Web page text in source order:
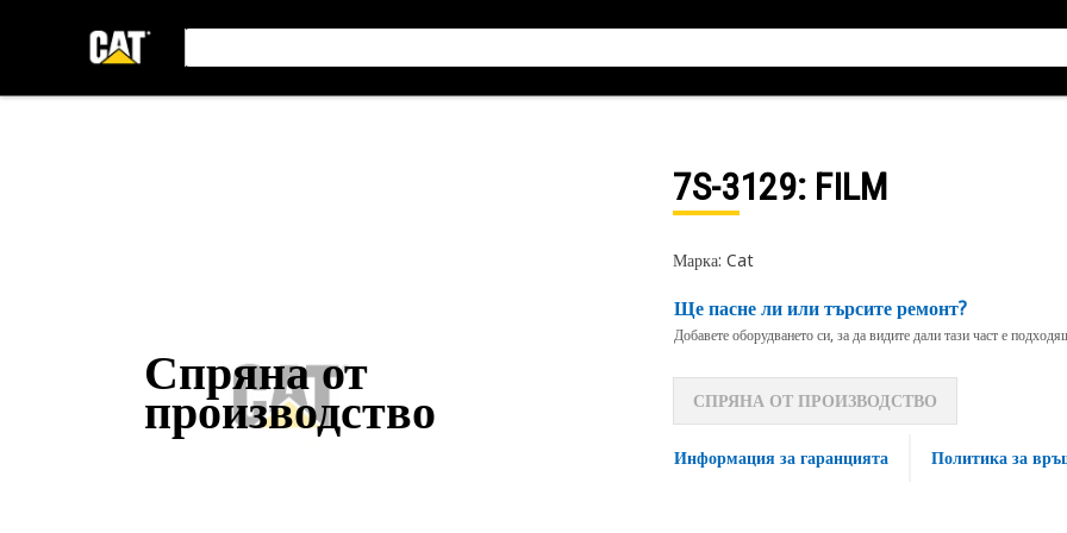
Спряна от
производство
7S-3129: FILM
Марка: Cat
Ще пасне ли или търсите ремонт?
Добавете оборудването си, за да видите дали тази част е
СПРЯНА ОТ ПРОИЗВОДСТВО
Информация за гаранцията Политика за